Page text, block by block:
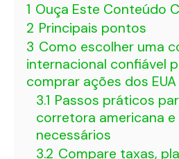
1 Ouça Este Conteúdo
2 Principais pontos
3 Como escolher uma
internacional confiável
comprar ações dos EUA
3.1 Passos práticos
corretora americana
necessários
3.2 Compare taxas,